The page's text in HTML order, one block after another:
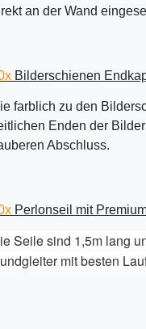
an der Wand
Bilderschienen
farblich zu den
Enden der
Abschluss.
Perlonseil mit
Seile sind 1,5m lang
mit besten